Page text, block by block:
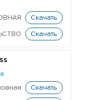
Скачать
Скачать
Скачать